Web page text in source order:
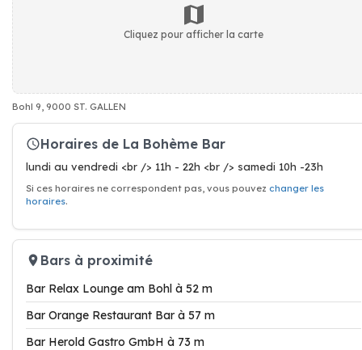
Cliquez pour afficher la carte
Bohl 9, 9000 ST. GALLEN
Horaires de La Bohème Bar
lundi au vendredi <br /> 11h - 22h <br /> samedi 10h -23h
Si ces horaires ne correspondent pas, vous pouvez changer les
horaires.
Bars à proximité
Bar Relax Lounge am Bohl à 52 m
Bar Orange Restaurant Bar à 57 m
Bar Herold Gastro GmbH à 73 m